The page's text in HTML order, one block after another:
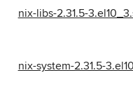
nix-libs-2.31.5-
nix-system-2.31.5-